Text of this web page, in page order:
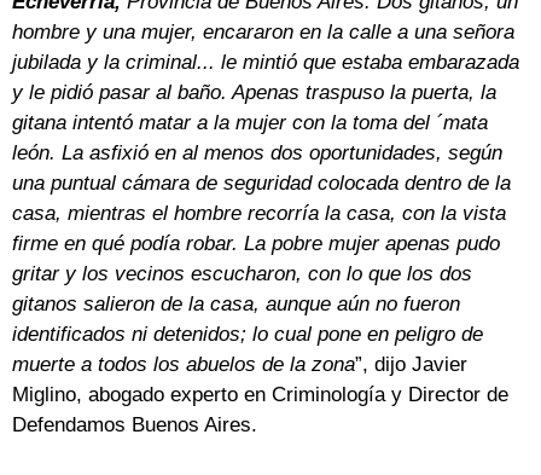
hombre y una mujer, encararon en la calle a una señora
jubilada y la criminal... le mintió que estaba embarazada
y le pidió pasar al baño. Apenas traspuso la puerta, la
gitana intentó matar a la mujer con la toma del ´mata
león. La asfixió en al menos dos oportunidades, según
una puntual cámara de seguridad colocada dentro de la
casa, mientras el hombre recorría la casa, con la vista
firme en qué podía robar. La pobre mujer apenas pudo
gritar y los vecinos escucharon, con lo que los dos
gitanos salieron de la casa, aunque aún no fueron
identificados ni detenidos; lo cual pone en peligro de
muerte a todos los abuelos de la zona”, dijo Javier
Miglino, abogado experto en Criminología y Director de
Defendamos Buenos Aires.